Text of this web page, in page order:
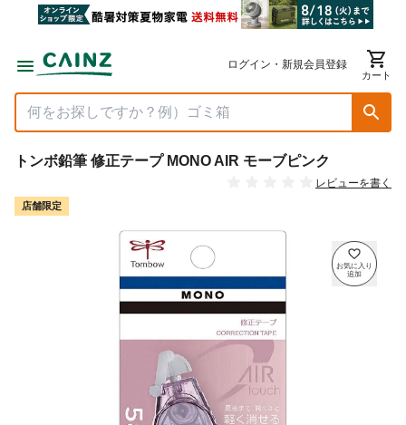
ログイン・新規会員登録
カート
トンボ鉛筆 修正テープ MONO AIR モーブピンク
レビューを書く
店舗限定